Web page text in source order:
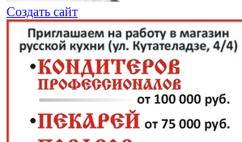
Создать сайт